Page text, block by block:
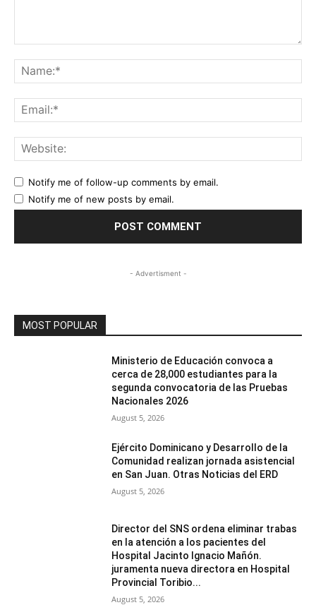
Notify me of follow-up comments by email.
Notify me of new posts by email.
- Advertisment -
MOST POPULAR
Ministerio de Educación convoca a
cerca de 28,000 estudiantes para la
segunda convocatoria de las Pruebas
Nacionales 2026
August 5, 2026
Ejército Dominicano y Desarrollo de la
Comunidad realizan jornada asistencial
en San Juan. Otras Noticias del ERD
August 5, 2026
Director del SNS ordena eliminar trabas
en la atención a los pacientes del
Hospital Jacinto Ignacio Mañón.
juramenta nueva directora en Hospital
Provincial Toribio...
August 5, 2026